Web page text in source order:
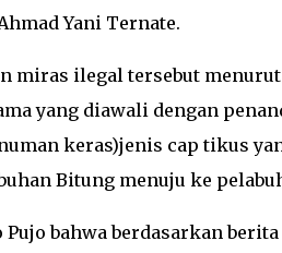
Yani Ternate.
miras ilegal tersebut
yang diawali dengan
keras)jenis cap tikus
Bitung menuju ke
Pujo bahwa berdasarkan